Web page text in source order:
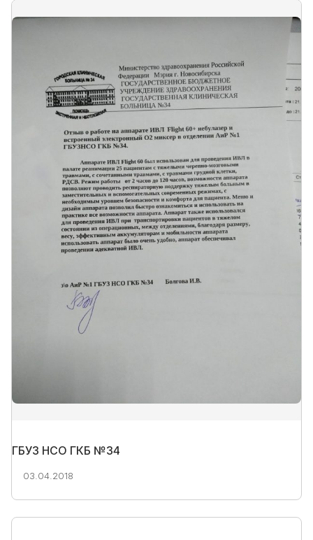
ГБУЗ НСО ГКБ №34
03.04.2018